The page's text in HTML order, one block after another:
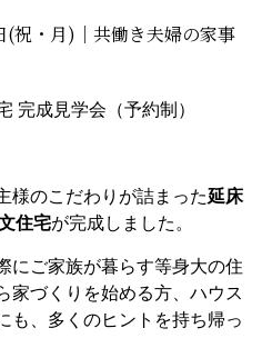
(祝・月)｜共働き夫婦の家事
完成見学会（予約制）
様のこだわりが詰まった延床
住宅が完成しました。
にご家族が暮らす等身大の住
家づくりを始める方、ハウス
も、多くのヒントを持ち帰っ